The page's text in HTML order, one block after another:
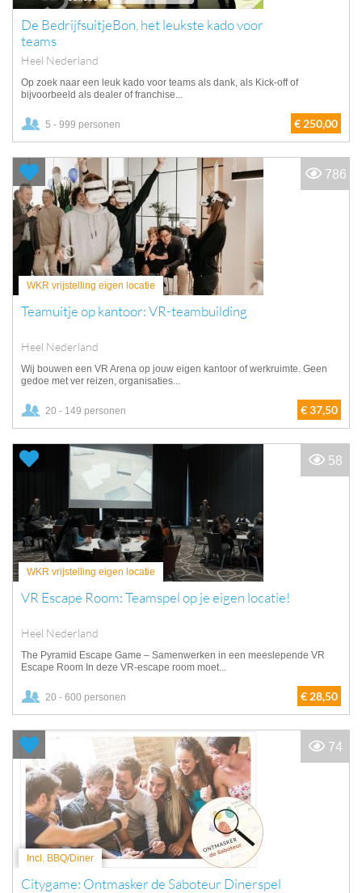
De BedrijfsuitjeBon, het leukste kado voor
teams
Heel Nederland
Op zoek naar een leuk kado voor teams als dank, als Kick-off of
bijvoorbeeld als dealer of franchise...
5 - 999 personen € 250,00
WKR vrijstelling eigen locatie
Teamuitje op kantoor: VR-teambuilding
Heel Nederland
Wij bouwen een VR Arena op jouw eigen kantoor of werkruimte. Geen
gedoe met ver reizen, organisaties...
20 - 149 personen € 37,50
786
WKR vrijstelling eigen locatie
VR Escape Room: Teamspel op je eigen locatie!
Heel Nederland
The Pyramid Escape Game – Samenwerken in een meeslepende VR
Escape Room In deze VR-escape room moet...
20 - 600 personen € 28,50
58
Incl. BBQ/Diner
Citygame: Ontmasker de Saboteur Dinerspel
74